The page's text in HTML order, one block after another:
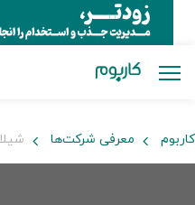
کاربوم معرفی شرکت‌ها